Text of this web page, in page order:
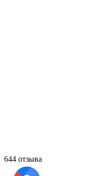
644 отзыва